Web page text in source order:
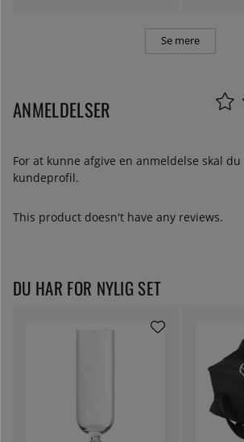
Se mere
ANMELDELSER
For at kunne afgive en anmeldelse skal du
kundeprofil.
This product doesn't have any reviews.
DU HAR FOR NYLIG SET